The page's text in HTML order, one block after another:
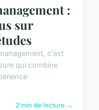
:
sur
c'est
qui combine
2 min de lecture →